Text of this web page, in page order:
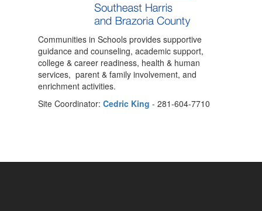
Communities in Schools provides supportive
guidance and counseling, academic support,
college & career readiness, health & human
services, parent & family involvement, and
enrichment activities.
Site Coordinator: Cedric King - 281-604-7710